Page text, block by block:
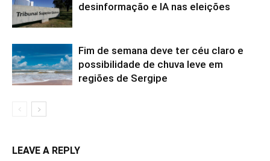
desinformação e IA nas eleições
Fim de semana deve ter céu claro e
possibilidade de chuva leve em
regiões de Sergipe
LEAVE A REPLY